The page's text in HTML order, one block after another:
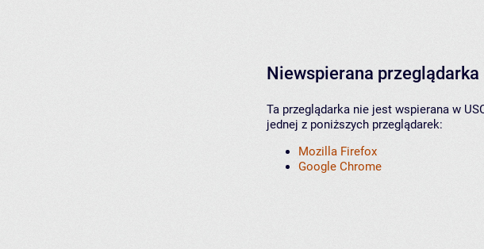
Niewspierana przeglądarka
Ta przeglądarka nie jest wspierana w
jednej z poniższych przeglądarek:
Mozilla Firefox
Google Chrome